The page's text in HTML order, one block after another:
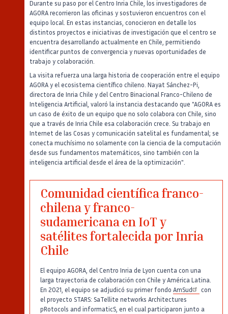
Durante su paso por el Centro Inria Chile, los investigadores de
AGORA recorrieron las oficinas y sostuvieron encuentros con el
equipo local. En estas instancias, conocieron en detalle los
distintos proyectos e iniciativas de investigación que el centro se
encuentra desarrollando actualmente en Chile, permitiendo
identificar puntos de convergencia y nuevas oportunidades de
trabajo y colaboración.
La visita refuerza una larga historia de cooperación entre el equipo
AGORA y el ecosistema científico chileno. Nayat Sánchez-Pi,
directora de Inria Chile y del Centro Binacional Franco-Chileno de
Inteligencia Artificial, valoró la instancia destacando que "AGORA es
un caso de éxito de un equipo que no solo colabora con Chile, sino
que a través de Inria Chile esa colaboración crece. Su trabajo en
Internet de las Cosas y comunicación satelital es fundamental; se
conecta muchísimo no solamente con la ciencia de la computación
desde sus fundamentos matemáticos, sino también con la
inteligencia artificial desde el área de la optimización".
Comunidad científica franco-
chilena y franco-
sudamericana en IoT y
satélites fortalecida por Inria
Chile
El equipo AGORA, del Centro Inria de Lyon cuenta con una
larga trayectoria de colaboración con Chile y América Latina.
En 2021, el equipo se adjudicó su primer fondo AmSud
con
el proyecto STARS: SaTellite networks Architectures
pRotocols and informaticS, en el cual participaron junto a